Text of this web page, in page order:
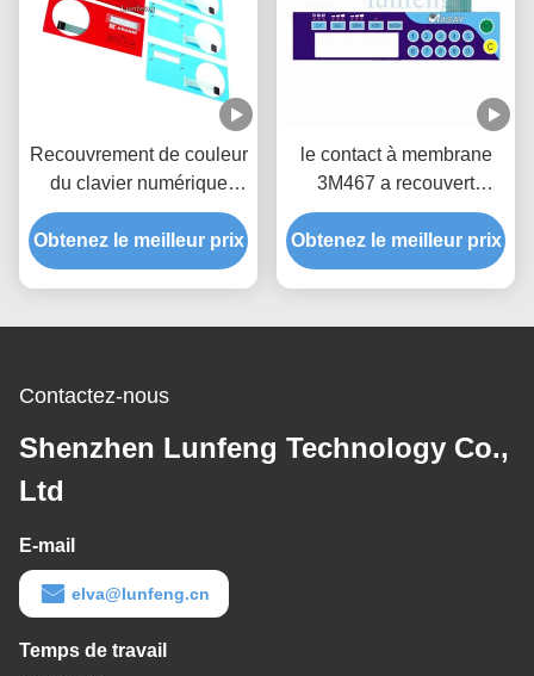
Recouvrement de couleur
du clavier numérique
RAL de contact à
membrane de bouton
poussoir de Custume
Obtenez le meilleur prix
le contact à membrane
3M467 a recouvert
3M468 protégeant le
recouvrement de tableau
de bord de couche
Obtenez le meilleur prix
Contactez-nous
Shenzhen Lunfeng Technology Co.,
Ltd
E-mail
elva@lunfeng.cn
Temps de travail